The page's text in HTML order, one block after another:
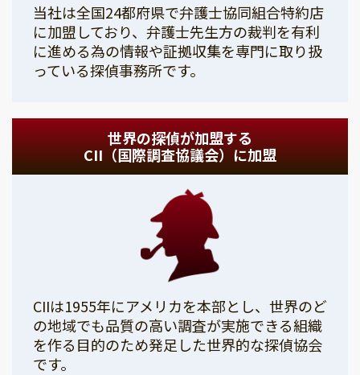
当社は全国24都府県で弁護士協同組合特約店
に加盟しており、弁護士先生方の裁判を有利
に進める為の情報や証拠収集を専門に取り扱
っている探偵事務所です。
世界の探偵が加盟する
CII（国際調査協議会）に加盟
CIIは1955年にアメリカを本部とし、世界のど
の地域でも品質の高い調査が実施できる組織
を作る目的のため発足した世界的な探偵協会
です。